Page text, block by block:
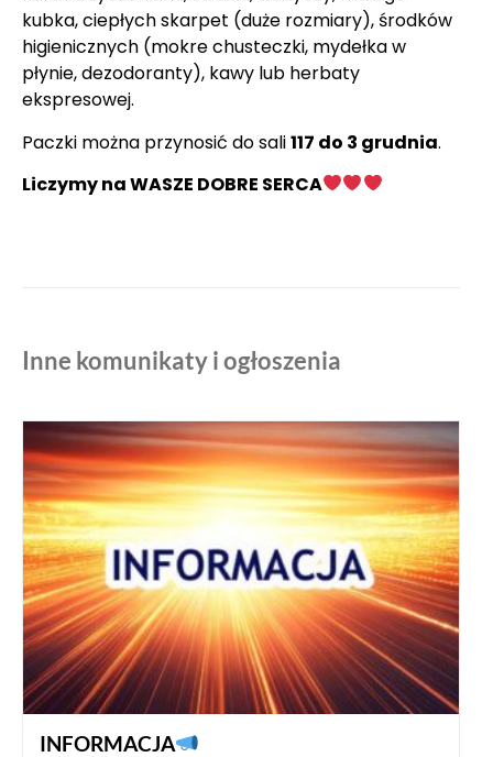
kubka, ciepłych skarpet (duże rozmiary), środków
higienicznych (mokre chusteczki, mydełka w
płynie, dezodoranty), kawy lub herbaty
ekspresowej.
Paczki można przynosić do sali117 do 3 grudnia.
Liczymy na WASZE DOBRE SERCA
Inne komunikaty i ogłoszenia
INFORMACJA